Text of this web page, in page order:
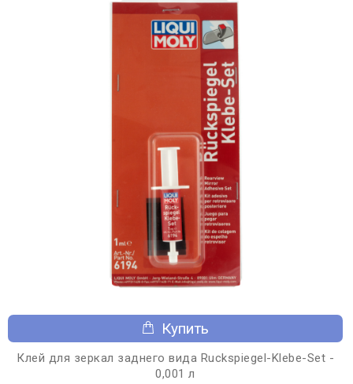
Купить
Клей для зеркал заднего вида Ruckspiegel-Klebe-Set -
0,001 л